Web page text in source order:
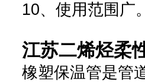
10、使用范围广
江苏二烯烃柔
橡塑保温管是管